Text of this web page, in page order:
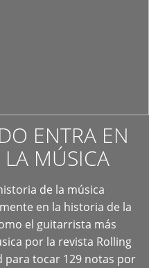
ENTRA EN
MÚSICA
de la música
en la historia de la
el guitarrista más
por la revista Rolling
para tocar 129 notas por